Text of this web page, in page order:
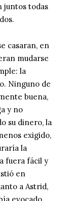
juntos todas
casaran, en
mudarse
la
Ninguno de
buena,
y no
su dinero, la
exigido,
la
fuera fácil y
en
a Astrid,